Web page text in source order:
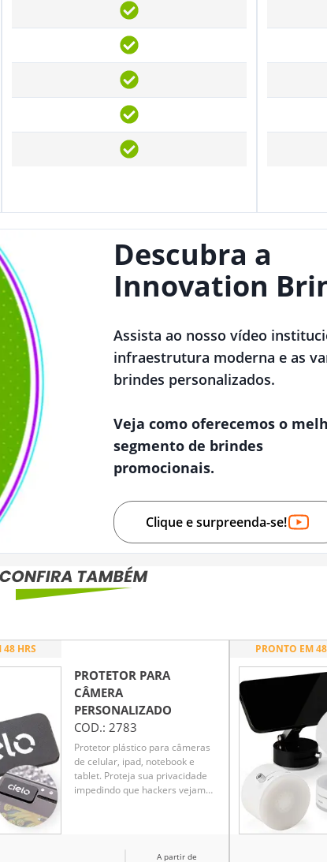
Descubra a
Innovation
Assista ao nosso vídeo
infraestrutura moderna e as
brindes personalizados.
Veja como oferecemos o
segmento de brindes
promocionais.
Clique e surpreenda-se!
48 HRS
PROTETOR PARA
CÂMERA
PERSONALIZADO
COD.: 2783
Protetor plástico para câmeras
de celular, ipad, notebook e
tablet. Proteja sua privacidade
impedindo que hackers vejam
A partir de
PRONTO EM